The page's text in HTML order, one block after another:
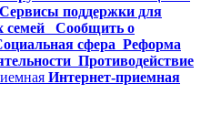
Сервисы поддержки для
семей
Сообщить о
сфера Реформа
Противодействие
Интернет-приемная